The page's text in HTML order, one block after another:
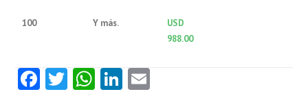
100 Y más.
USD
988.00
Fa T W Li